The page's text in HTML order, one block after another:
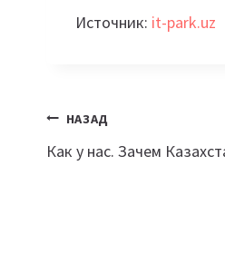
Источник: it-park.uz
Навигация
по
НАЗАД
Как у нас. Зачем